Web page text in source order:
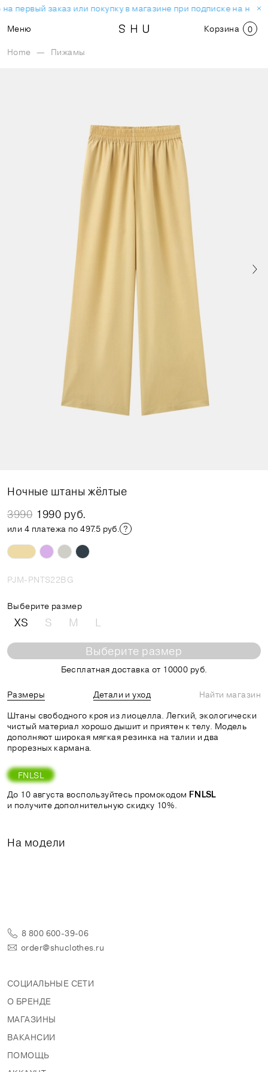
первый заказ или покупку в магазине при подписке на
Меню
Корзина 0
Home — Пижамы
Ночные штаны жёлтые
3990 1990 руб.
или 4 платежа по 497.5 руб.
PJM-PNTS22BG
Выберите размер
XS S M L
Выберите размер
Бесплатная доставка от 10000 руб.
Размеры Детали и уход
Найти магазин
Штаны свободного кроя из лиоцелла. Легкий, экологически
чистый материал хорошо дышит и приятен к телу. Модель
дополняют широкая мягкая резинка на талии и два
прорезных кармана.
FNLSL
До 10 августа воспользуйтесь промокодом FNLSL
и получите дополнительную скидку 10%.
На модели
8 800 600-39-06
order@shuclothes.ru
СОЦИАЛЬНЫЕ СЕТИ
О БРЕНДЕ
МАГАЗИНЫ
ВАКАНСИИ
ПОМОЩЬ